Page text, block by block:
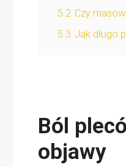
5.2 Czy
5.3 Jak długo
Ból
objawy